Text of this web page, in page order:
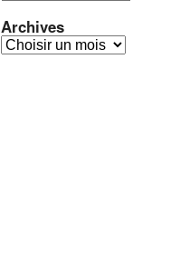
t
é
Archives
A